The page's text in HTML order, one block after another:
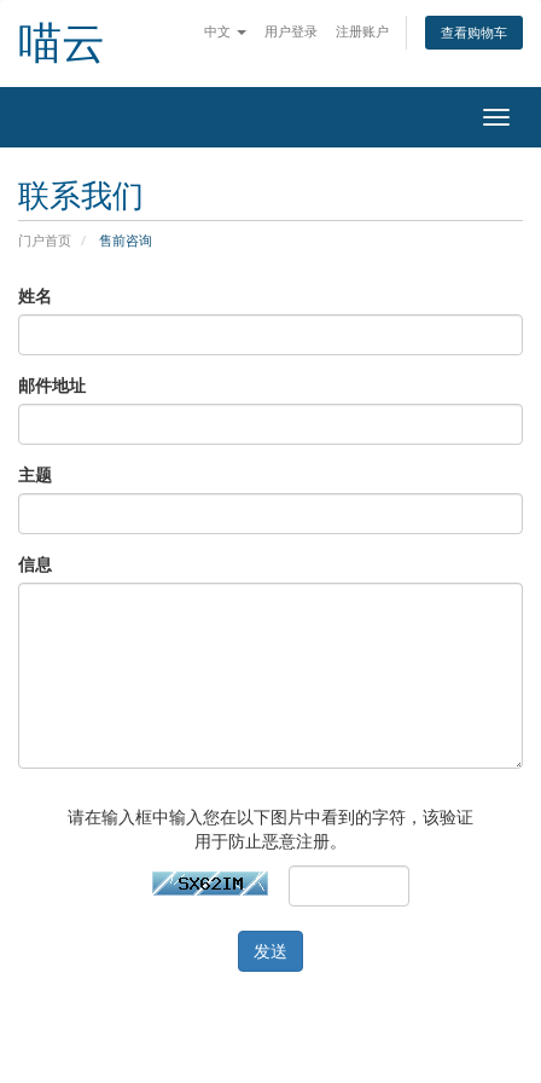
中文 用户登录 注册账户 查看购物车
喵云
切
换
联系我们
门户首页 售前咨询
姓名
邮件地址
主题
信息
请在输入框中输入您在以下图片中看到的字符，该验证
用于防止恶意注册。
发送